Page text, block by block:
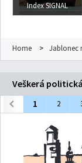
Index SIGNAL
Home > Jablonec
Veškerá
1
2